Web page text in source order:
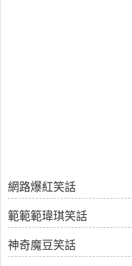
網路爆紅笑話
範範範瑋琪笑話
神奇魔豆笑話